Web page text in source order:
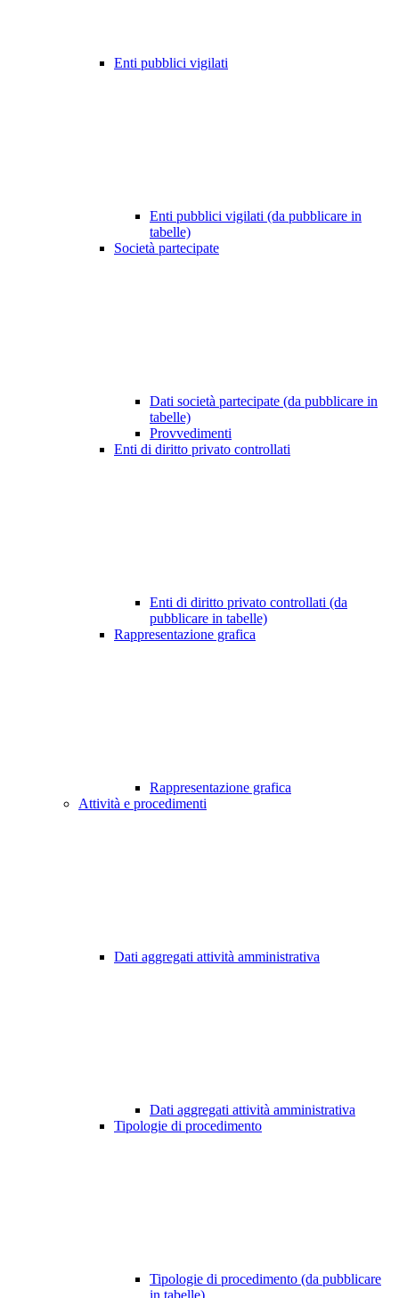
Enti pubblici vigilati
Enti pubblici vigilati (da pubblicare in
tabelle)
Società partecipate
Dati società partecipate (da pubblicare in
tabelle)
Provvedimenti
Enti di diritto privato controllati
Enti di diritto privato controllati (da
pubblicare in tabelle)
Rappresentazione grafica
Rappresentazione grafica
Attività e procedimenti
Dati aggregati attività amministrativa
Dati aggregati attività amministrativa
Tipologie di procedimento
Tipologie di procedimento (da pubblicare